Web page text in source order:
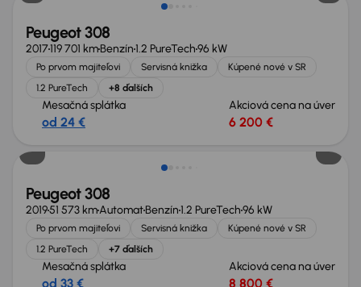
Peugeot 308
2017119 701 kmBenzín1.2 PureTech96 kW
Po prvom majiteľovi Servisná knižka
Kúpené nové v SR
1.2 PureTech
+8 ďalších
Mesačná splátka
od 24 €
Akciová cena na úver
6 200 €
Peugeot 308
201951 573 kmAutomatBenzín1.2 PureTech96 kW
Po prvom majiteľovi Servisná knižka
Kúpené nové v SR
1.2 PureTech
+7 ďalších
Mesačná splátka
od 33 €
Akciová cena na úver
8 800 €